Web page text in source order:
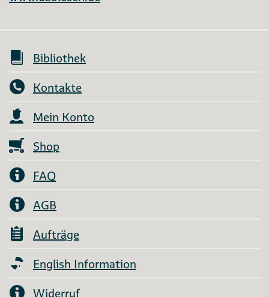
Bibliothek
Kontakte
Mein Konto
Shop
FAQ
AGB
Aufträge
English Information
Widerruf